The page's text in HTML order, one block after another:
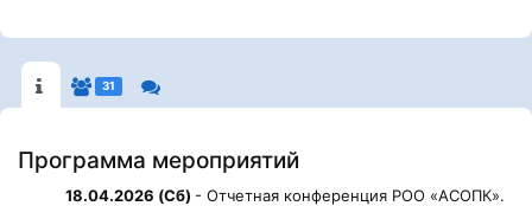
31
Программа мероприятий
18.04.2026 (Сб) - Отчетная конференция РОО «АСОПК».